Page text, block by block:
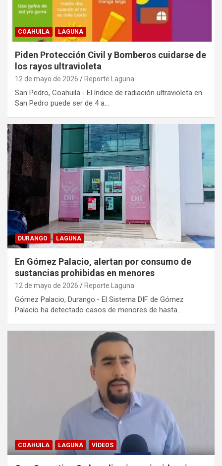
COAHUILA LAGUNA
Piden Protección Civil y Bomberos cuidarse de
los rayos ultravioleta
12 de mayo de 2026 Reporte Laguna
San Pedro, Coahuila.- El índice de radiación ultravioleta en
San Pedro puede ser de 4 a…
DURANGO LAGUNA
En Gómez Palacio, alertan por consumo de
sustancias prohibidas en menores
12 de mayo de 2026 Reporte Laguna
Gómez Palacio, Durango.- El Sistema DIF de Gómez
Palacio ha detectado casos de menores de hasta…
COAHUILA LAGUNA VÍDEOS